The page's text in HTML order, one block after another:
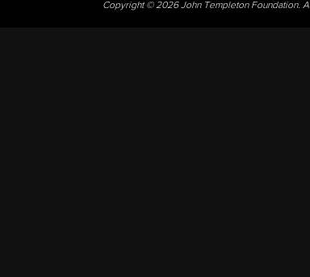
Copyright © 2026 John Templeton Foundation.